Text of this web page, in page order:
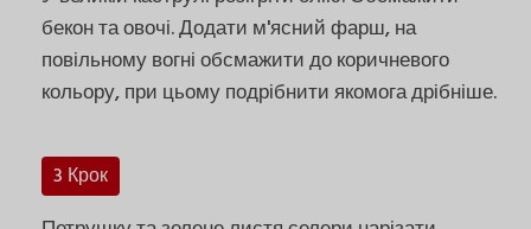
бекон та овочі. Додати м'ясний фарш, на
повільному вогні обсмажити до коричневого
кольору, при цьому подрібнити якомога дрібніше.
3 Крок